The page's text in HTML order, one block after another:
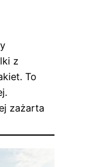
z
To
zażarta